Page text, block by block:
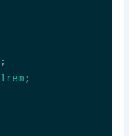
;
1rem ;